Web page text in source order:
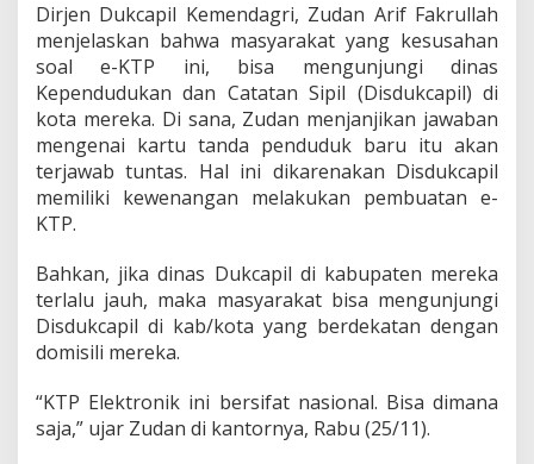
g
B
i
s
a
D
i
u
i
m
n
a
j
Dirjen Dukcapil Kemendagri, Zudan Arif Fakrullah
menjelaskan bahwa masyarakat yang kesusahan
soal e-KTP ini, bisa mengunjungi dinas
Kependudukan dan Catatan Sipil (Disdukcapil) di
kota mereka. Di sana, Zudan menjanjikan jawaban
mengenai kartu tanda penduduk baru itu akan
terjawab tuntas. Hal ini dikarenakan Disdukcapil
memiliki kewenangan melakukan pembuatan e-
KTP.
Bahkan, jika dinas Dukcapil di kabupaten mereka
terlalu jauh, maka masyarakat bisa mengunjungi
Disdukcapil di kab/kota yang berdekatan dengan
domisili mereka.
“KTP Elektronik ini bersifat nasional. Bisa dimana
saja,” ujar Zudan di kantornya, Rabu (25/11).